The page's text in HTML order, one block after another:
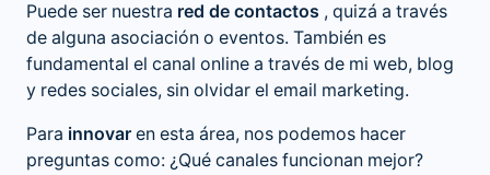
Puede ser nuestra red de contactos , quizá a través
de alguna asociación o eventos. También es
fundamental el canal online a través de mi web, blog
y redes sociales, sin olvidar el email marketing.
Para innovar en esta área, nos podemos hacer
preguntas como: ¿Qué canales funcionan mejor?